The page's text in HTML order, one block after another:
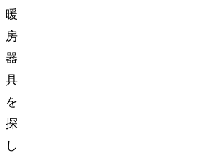
暖
房
器
具
を
探
し